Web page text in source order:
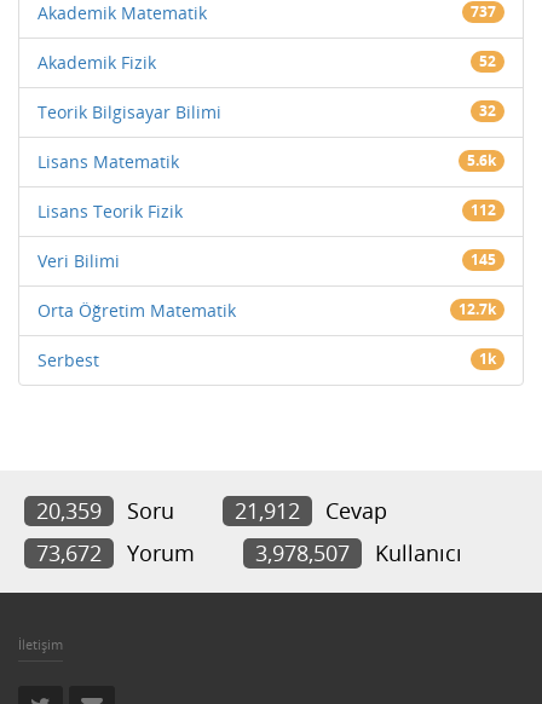
Akademik Matematik 737
Akademik Fizik 52
Teorik Bilgisayar Bilimi 32
Lisans Matematik 5.6k
Lisans Teorik Fizik 112
Veri Bilimi 145
Orta Öğretim Matematik 12.7k
Serbest 1k
20,359 Soru 21,912
Cevap
73,672
Yorum 3,978,507 Kullanıcı
İletişim